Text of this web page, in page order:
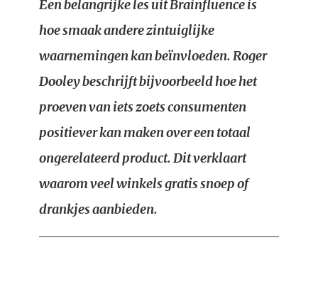
Een belangrijke les uitBrainfluenceis
hoe smaak andere zintuiglijke
waarnemingen kan beïnvloeden. Roger
Dooley beschrijft bijvoorbeeld hoe het
proeven van iets zoets consumenten
positiever kan maken over een totaal
ongerelateerd product. Dit verklaart
waarom veel winkels gratis snoep of
drankjes aanbieden.